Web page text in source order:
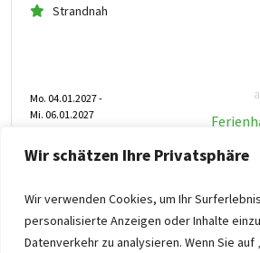
Wir schätzen Ihre Privatsphäre
Wir verwenden Cookies, um Ihr
personalisierte Anzeigen oder Inhalte
Datenverkehr zu analysieren. Wenn Sie
Strandnah
Mo. 04.01.2027 -
Mi. 06.01.2027